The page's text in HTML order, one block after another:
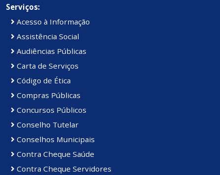
Serviços:
Acesso à Informação
Assistência Social
Audiências Públicas
Carta de Serviços
Código de Ética
Compras Públicas
Concursos Públicos
Conselho Tutelar
Conselhos Municipais
Contra Cheque Saúde
Contra Cheque Servidores